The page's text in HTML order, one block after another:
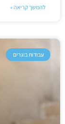
להמשך קריאה »
עבודות בוגרים